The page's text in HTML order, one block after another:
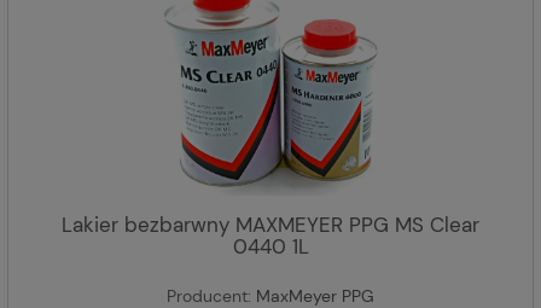
Lakier bezbarwny MAXMEYER PPG MS Clear
0440 1L
Producent: MaxMeyer PPG